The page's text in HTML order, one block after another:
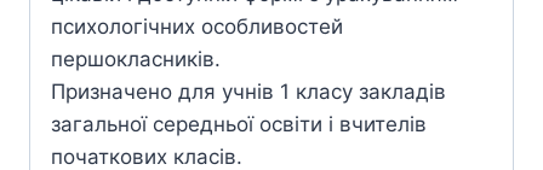
психологічних особливостей
першокласників.
Призначено для учнів 1 класу закладів
загальної середньої освіти і вчителів
початкових класів.